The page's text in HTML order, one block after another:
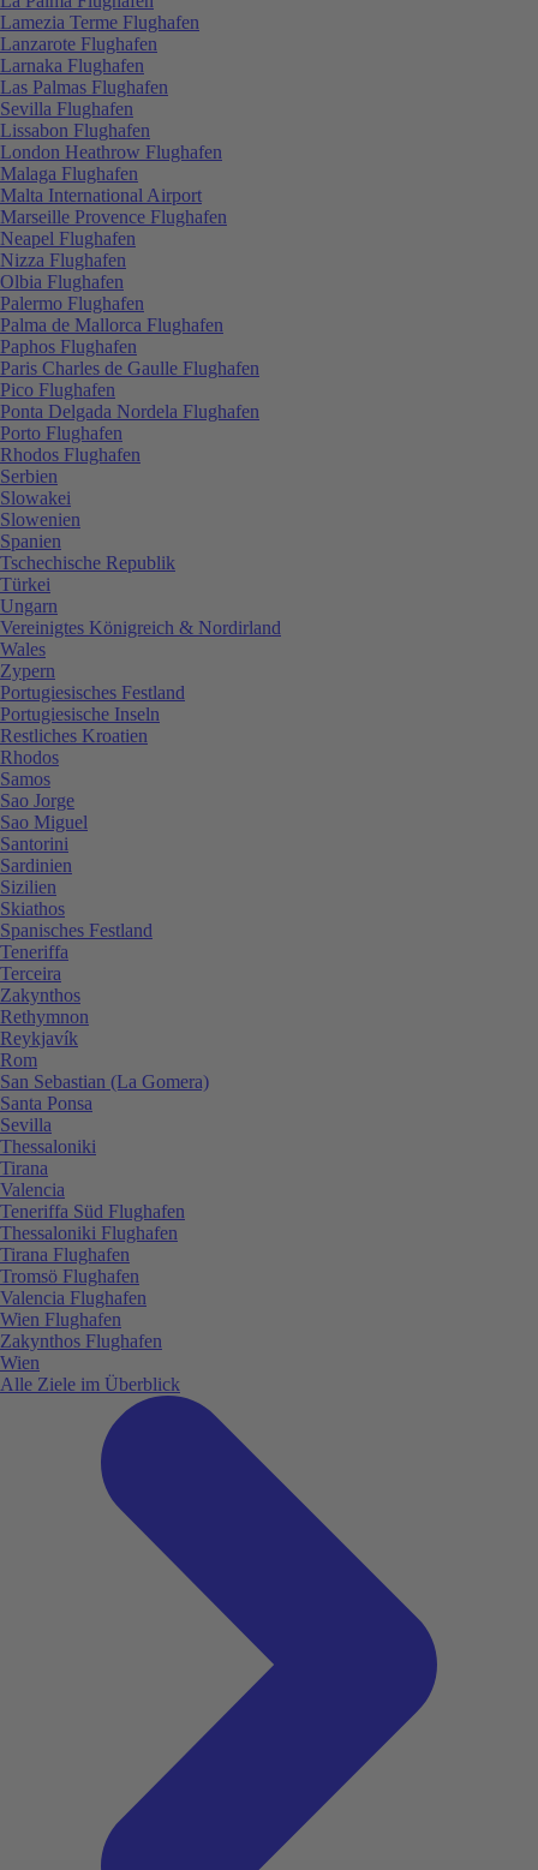
Lamezia Terme Flughafen
Lanzarote Flughafen
Larnaka Flughafen
Las Palmas Flughafen
Sevilla Flughafen
Lissabon Flughafen
London Heathrow Flughafen
Malaga Flughafen
Malta International Airport
Marseille Provence Flughafen
Neapel Flughafen
Nizza Flughafen
Olbia Flughafen
Palermo Flughafen
Palma de Mallorca Flughafen
Paphos Flughafen
Paris Charles de Gaulle Flughafen
Pico Flughafen
Ponta Delgada Nordela Flughafen
Porto Flughafen
Rhodos Flughafen
Serbien
Slowakei
Slowenien
Spanien
Tschechische Republik
Türkei
Ungarn
Vereinigtes Königreich & Nordirland
Wales
Zypern
Portugiesisches Festland
Portugiesische Inseln
Restliches Kroatien
Rhodos
Samos
Sao Jorge
Sao Miguel
Santorini
Sardinien
Sizilien
Skiathos
Spanisches Festland
Teneriffa
Terceira
Zakynthos
Rethymnon
Reykjavík
Rom
San Sebastian (La Gomera)
Santa Ponsa
Sevilla
Thessaloniki
Tirana
Valencia
Teneriffa Süd Flughafen
Thessaloniki Flughafen
Tirana Flughafen
Tromsö Flughafen
Valencia Flughafen
Wien Flughafen
Zakynthos Flughafen
Wien
Alle Ziele im Überblick